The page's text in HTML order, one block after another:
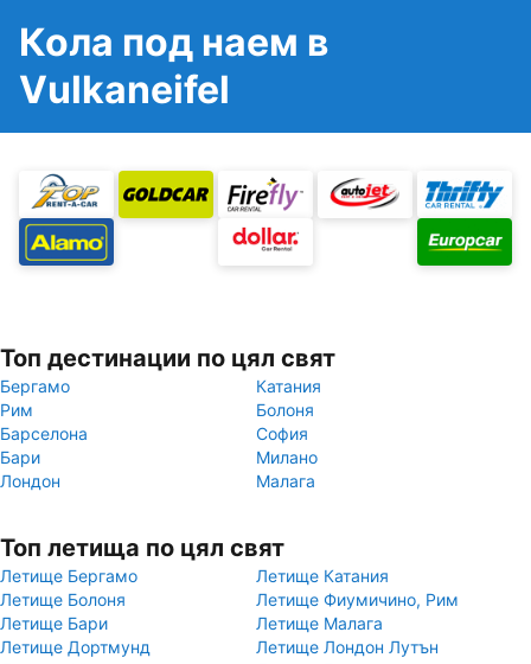
Кола под наем в
Vulkaneifel
Топ дестинации по цял свят
Бергамо
Катания
Рим
Болоня
Барселона
София
Бари
Милано
Лондон
Малага
Топ летища по цял свят
Летище Бергамо
Летище Катания
Летище Болоня
Летище Фиумичино, Рим
Летище Бари
Летище Малага
Летище Дортмунд
Летище Лондон Лутън